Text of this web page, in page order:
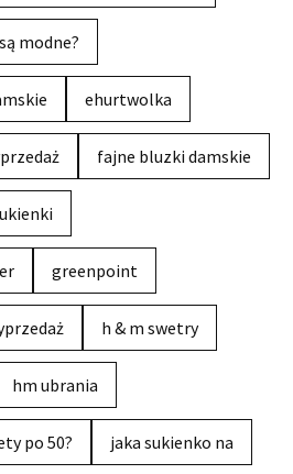
modne?
ehurtwolka
fajne bluzki damskie
greenpoint
h & m swetry
hm ubrania
po 50? jaka sukienko na